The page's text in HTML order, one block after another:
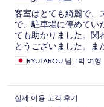
客室はとても綺麗で、
で、駐車場に停めてい
ても助かりました。関
とうございました。ま
RYUTAROU 님, 1박 여행
실제 이용 고객 후기